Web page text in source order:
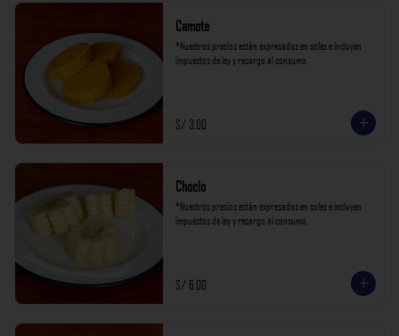
Camote
*Nuestros precios están expresados en soles e incluyen
impuestos de ley y recargo al consumo.
S/ 3.00
Choclo
*Nuestros precios están expresados en soles e incluyen
impuestos de ley y recargo al consumo.
S/ 6.00